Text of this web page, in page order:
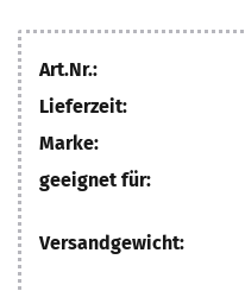
Art.Nr.:
Lieferzeit:
Marke:
geeignet für:
Versandgewicht: